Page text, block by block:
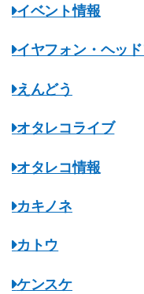
イベント情報
イヤフォン・ヘッ
えんどう
オタレコライブ
オタレコ情報
カキノネ
カトウ
ケンスケ